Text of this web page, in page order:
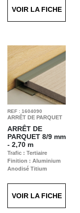
VOIR LA FICHE
REF : 1604090
ARRÊT DE PARQUET
ARRÊT DE
PARQUET 8/9 mm
- 2,70 m
Trafic : Tertiaire
Finition : Aluminium
Anodisé Titium
VOIR LA FICHE